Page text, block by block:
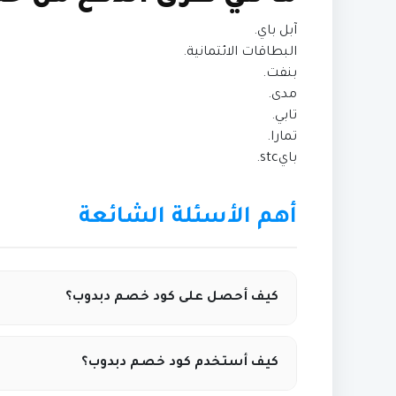
آبل باي.
البطاقات الائتمانية.
بنفت.
مدى.
تابي.
تمارا.
بايstc.
أهم الأسئلة الشائعة
كيف أحصل على كود خصم دبدوب؟
يمكنك الحصول على أحدث كود خصم دبدوب
كيف أستخدم كود خصم دبدوب؟